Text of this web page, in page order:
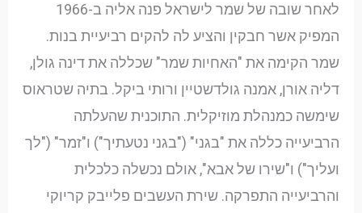
לאחר שובה של שמר לישראל פנה אליה ב-1966
המפיק אשר חבקין והציע לה להקים רביעיית בנות.
שמר הקימה את "האחיות שמר" שכללה את דינה גולן,
דליה אורן, אמנה גולדשטיין ורותי ביקל. בתיה שטראוס
שימשה כמנהלת מוזיקלית. התוכנית שהעלתה
הרביעייה כללה את "בגני" ("בגני נטעתיך") ו"זמר" ("לך
ועליך") ו"שירו של אבא", אולם נכשלה כלכלית
והרביעייה התפרקה. שירת העשבים פלייבק קריוקי